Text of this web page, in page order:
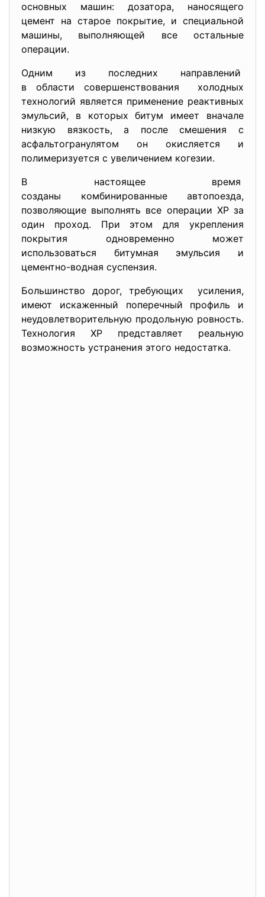
основных машин: дозатора, наносящего
цемент на старое покрытие, и специальной
машины, выполняющей все остальные
операции.
Одним из последних направлений
в области совершенствования холодных
технологий является применение реактивных
эмульсий, в которых битум имеет вначале
низкую вязкость, а после смешения с
асфальтогранулятом он окисляется и
полимеризуется с увеличением когезии.
В настоящее время
созданы комбинированные автопоезда,
позволяющие выполнять все операции ХР за
один проход. При этом для укрепления
покрытия одновременно может
использоваться битумная эмульсия и
цементно-водная суспензия.
Большинство дорог, требующих усиления,
имеют искаженный поперечный профиль и
неудовлетворительную продольную ровность.
Технология ХР представляет реальную
возможность устранения этого недостатка.